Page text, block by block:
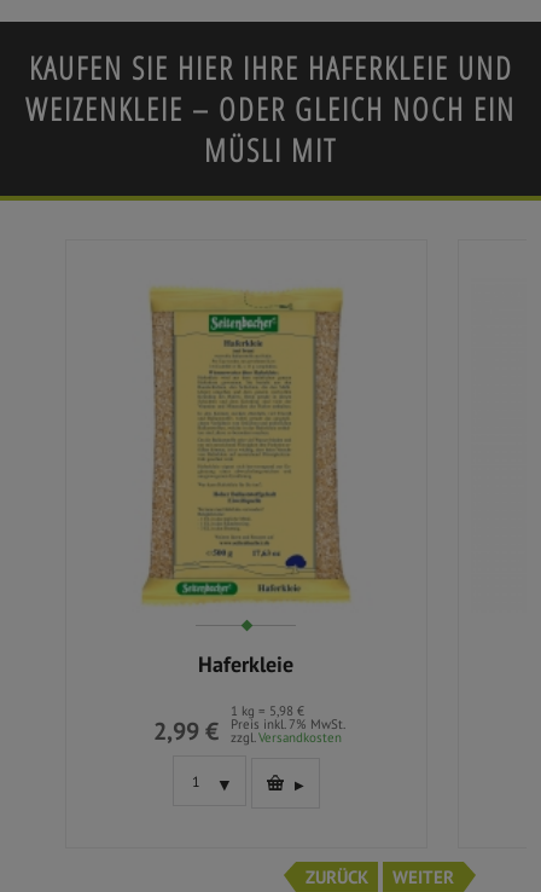
KAUFEN SIE HIER IHRE HAFERKLEIE UND
WEIZENKLEIE – ODER GLEICH NOCH EIN
MÜSLI MIT
Weizenkleie
1,69 €
1 kg = 6,76 €
Preis inkl. 7% MwSt.
zzgl.Versandkosten
ZURÜCK WEITER